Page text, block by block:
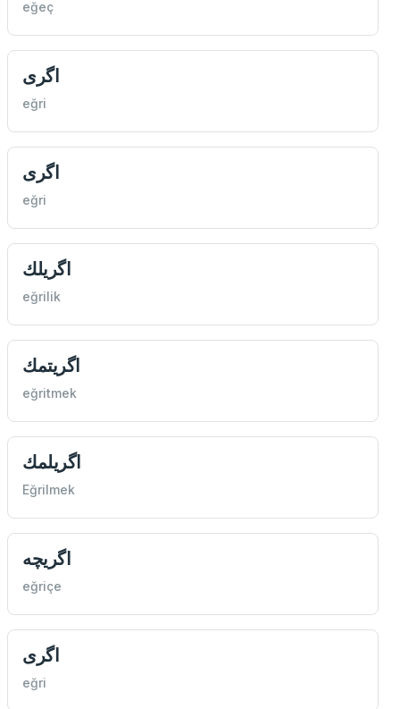
eğeç
اگری
eğri
اگری
eğri
اگريلك
eğrilik
اگريتمك
eğritmek
اگريلمك
Eğrilmek
اگريچه
eğriçe
اگری
eğri